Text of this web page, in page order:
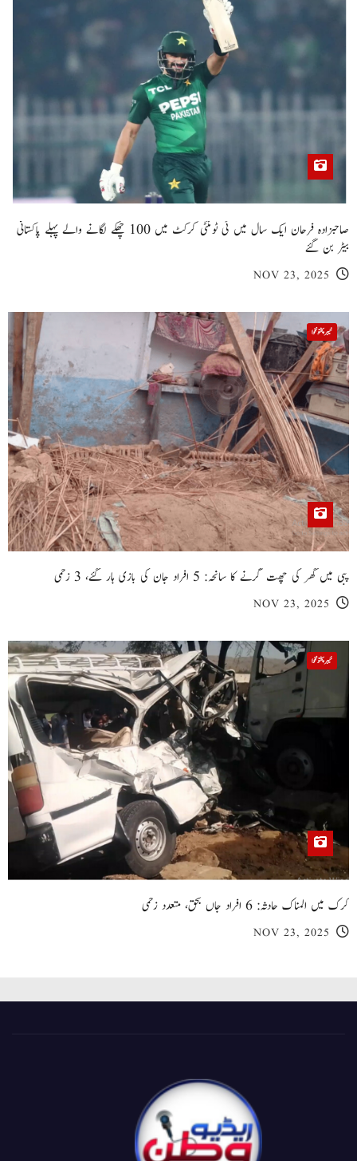
صاحبزادہ فرحان ایک سال میں ٹی ٹوئنٹی کرکٹ میں 100 چھکے لگانے والے پہلے پاکستانی
بیٹر بن گئے
NOV 23, 2025
خیبر پختونخوا
پبی میں گھر کی چھت گرنے کا سانحہ: 5 افراد جان کی بازی ہار گئے، 3 زخمی
NOV 23, 2025
خیبر پختونخوا
کرک میں المناک حادثہ: 6 افراد جاں بحق، متعدد زخمی
NOV 23, 2025